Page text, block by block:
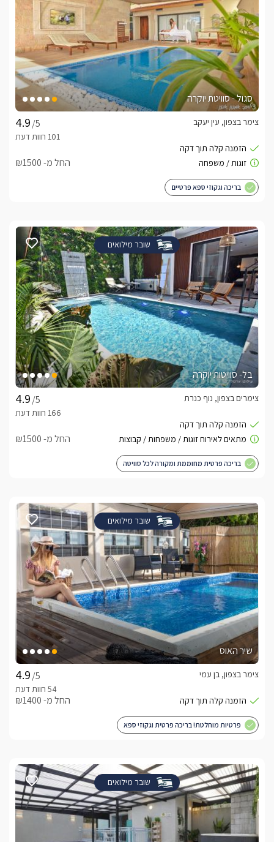
סגול - סוויטת יוקרה
/5
צימר בצפון, עין יעקב
החל מ- ₪1500
בריכה וגקוזי ספא פרטיים
שובר מילואים
בל- סוויטות יוקרה
/5
צימרים בצפון, נוף כנרת
החל מ- ₪1500
בריכה פרטית מחוממת ומקורה לכל סוויטה
שובר מילואים
שיר האוס
/5
צימר בצפון, בן עמי
החל מ- ₪1400
פרטיות מוחלטת! בריכה פרטית וגקוזי ספא
שובר מילואים